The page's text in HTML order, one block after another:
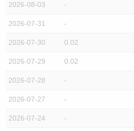
2026-08-03 -
2026-07-31 -
2026-07-30 0.02
2026-07-29 0.02
2026-07-28 -
2026-07-27 -
2026-07-24 -